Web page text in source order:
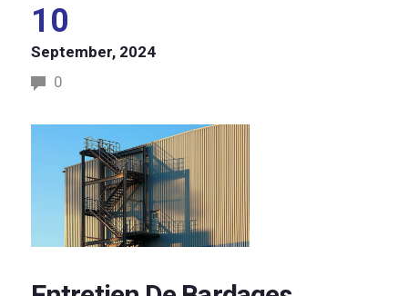
10
September, 2024
0